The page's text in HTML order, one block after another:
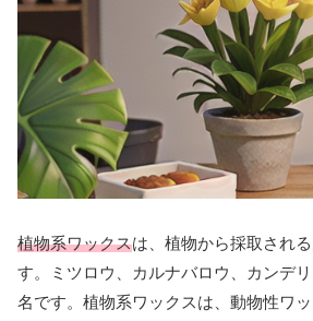
植物系ワックスは、植物から採取され
す。ミツロウ、カルナバロウ、カンデ
名です。植物系ワックスは、動物性ワ